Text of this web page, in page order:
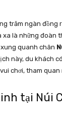
trăm ngàn đồng
xa là những đoàn
quanh chân
này, du khách
chơi, tham quan
tại Núi